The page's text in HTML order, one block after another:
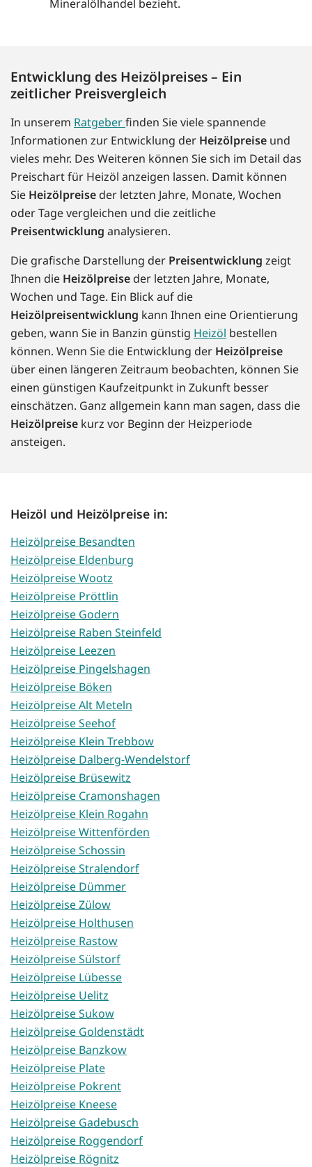
Mineralölhandel bezieht.
Entwicklung des Heizölpreises – Ein
zeitlicher Preisvergleich
In unserem Ratgeberfinden Sie viele spannende
Informationen zur Entwicklung der Heizölpreise und
vieles mehr. Des Weiteren können Sie sich im Detail das
Preischart für Heizöl anzeigen lassen. Damit können
Sie Heizölpreise der letzten Jahre, Monate, Wochen
oder Tage vergleichen und die zeitliche
Preisentwicklung analysieren.
Die grafische Darstellung der Preisentwicklung zeigt
Ihnen die Heizölpreise der letzten Jahre, Monate,
Wochen und Tage. Ein Blick auf die
Heizölpreisentwicklung kann Ihnen eine Orientierung
geben, wann Sie in Banzin günstig Heizöl bestellen
können. Wenn Sie die Entwicklung der Heizölpreise
über einen längeren Zeitraum beobachten, können Sie
einen günstigen Kaufzeitpunkt in Zukunft besser
einschätzen. Ganz allgemein kann man sagen, dass die
Heizölpreise kurz vor Beginn der Heizperiode
ansteigen.
Heizöl und Heizölpreise in:
Heizölpreise Besandten
Heizölpreise Eldenburg
Heizölpreise Wootz
Heizölpreise Pröttlin
Heizölpreise Godern
Heizölpreise Raben Steinfeld
Heizölpreise Leezen
Heizölpreise Pingelshagen
Heizölpreise Böken
Heizölpreise Alt Meteln
Heizölpreise Seehof
Heizölpreise Klein Trebbow
Heizölpreise Dalberg-Wendelstorf
Heizölpreise Brüsewitz
Heizölpreise Cramonshagen
Heizölpreise Klein Rogahn
Heizölpreise Wittenförden
Heizölpreise Schossin
Heizölpreise Stralendorf
Heizölpreise Dümmer
Heizölpreise Zülow
Heizölpreise Holthusen
Heizölpreise Rastow
Heizölpreise Sülstorf
Heizölpreise Lübesse
Heizölpreise Uelitz
Heizölpreise Sukow
Heizölpreise Goldenstädt
Heizölpreise Banzkow
Heizölpreise Plate
Heizölpreise Pokrent
Heizölpreise Kneese
Heizölpreise Gadebusch
Heizölpreise Roggendorf
Heizölpreise Rögnitz